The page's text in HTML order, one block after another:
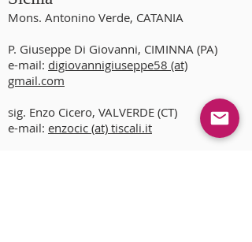
Mons. Antonino Verde, CATANIA
P. Giuseppe Di Giovanni, CIMINNA (PA)
e-mail: digiovannigiuseppe58 (at)
gmail.com
sig. Enzo Cicero, VALVERDE (CT)
e-mail: enzocic (at) tiscali.it